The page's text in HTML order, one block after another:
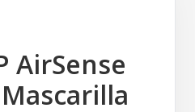
AirSense